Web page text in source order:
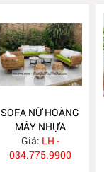
SOFA NỮ HOÀNG
MÂY NHỰA
GN445
Giá: LH -
034.775.9900